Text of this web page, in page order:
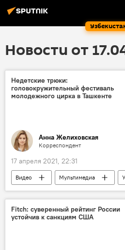
Новости от
Недетские трюки:
головокружительный фестиваль
молодежного цирка в Ташкенте
Анна Желиховская
Корреспондент
17 апреля 2021, 22:31
Видео Мультимедиа
цирк
фестиваль
Fitch: суверенный рейтинг России
устойчив к санкциям США